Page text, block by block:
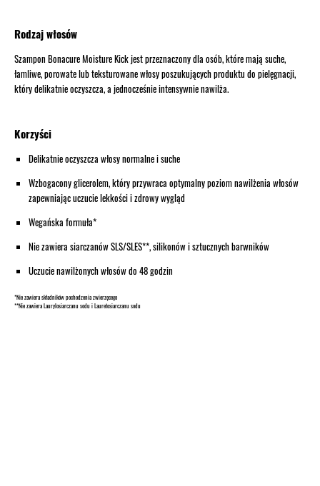
Rodzaj włosów
Szampon Bonacure Moisture Kick jest przeznaczony dla osób, które mają suche,
łamliwe, porowate lub teksturowane włosy poszukujących produktu do pielęgnacji,
który delikatnie oczyszcza, a jednocześnie intensywnie nawilża.
Korzyści
Delikatnie oczyszcza włosy normalne i suche
Wzbogacony glicerolem, który przywraca optymalny poziom nawilżenia włosów
zapewniając uczucie lekkości i zdrowy wygląd
Wegańska formuła*
Nie zawiera siarczanów SLS/SLES**, silikonów i sztucznych barwników
Uczucie nawilżonych włosów do 48 godzin
*Nie zawiera składników pochodzenia zwierzęcego
**Nie zawiera Laurylosiarczanu sodu i Lauretosiarczanu sodu